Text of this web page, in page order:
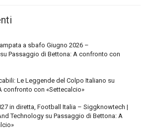
a sbafo Giugno 2026 –
su Passaggio di Bettona: A confronto con
Le Leggende del Colpo Italiano su
confronto con «Settecalcio»
in diretta, Football Italia – Siggknowtech |
Technology su Passaggio di Bettona: A